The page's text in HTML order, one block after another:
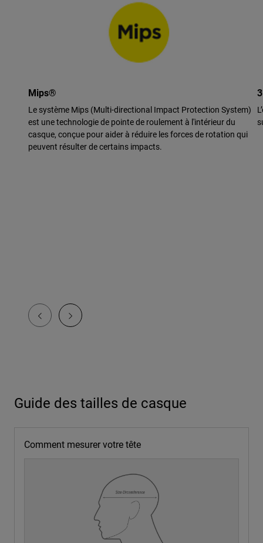
Mips®
Le système Mips (Multi-directional Impact Protection System)
est une technologie de pointe de roulement à l'intérieur du
casque, conçue pour aider à réduire les forces de rotation qui
peuvent résulter de certains impacts.
Guide des tailles de casque
Comment mesurer votre tête